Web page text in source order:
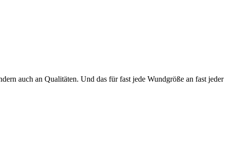
auch an Qualitäten. Und das für fast jede Wundgröße an fast jeder